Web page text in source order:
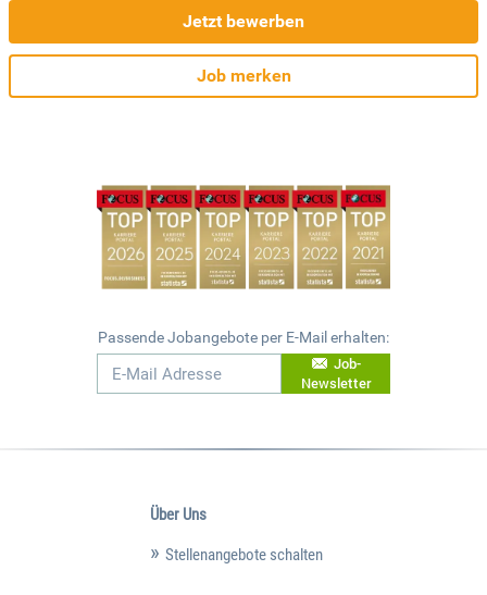
Jetzt bewerben
Job merken
Passende Jobangebote per E-Mail erhalten:
Job-
Newsletter
Über Uns
Stellenangebote schalten